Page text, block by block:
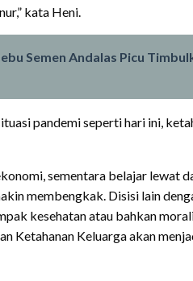
kata Heni.
Semen Andalas Picu
pandemi seperti hari ini,
sementara belajar lewat
membengkak. Disisi lain
kesehatan atau bahkan
Ketahanan Keluarga akan